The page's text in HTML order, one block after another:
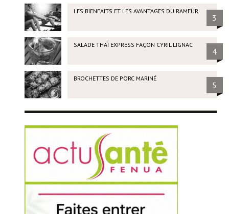
LES BIENFAITS ET LES AVANTAGES DU RAMEUR
3
SALADE THAÏ EXPRESS FAÇON CYRIL LIGNAC
4
BROCHETTES DE PORC MARINÉ
5